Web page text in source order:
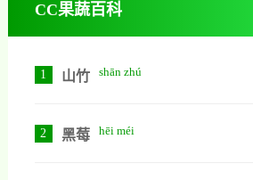
CC果蔬百科
1 山竹 shān zhú
2 黑莓 hēi méi